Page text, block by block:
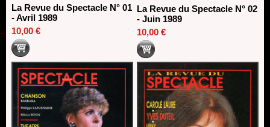
La Revue du Spectacle N° 01
- Avril 1989
10,00 €
La Revue du Spectacle N° 02
- Juin 1989
10,00 €